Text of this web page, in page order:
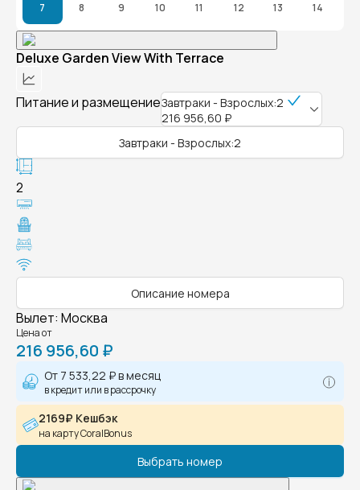
7 8 9 10 11 12 13 14
Deluxe Garden View With Terrace
Питание и размещениеЗавтраки - Взрослых:2
216 956,60 ₽
Завтраки - Взрослых:2
2
Описание номера
Вылет: Москва
Цена от
216 956,60 ₽
От 7 533,22 ₽в месяц
в кредит или в рассрочку
2169₽ Кешбэк
на карту CoralBonus
Выбрать номер